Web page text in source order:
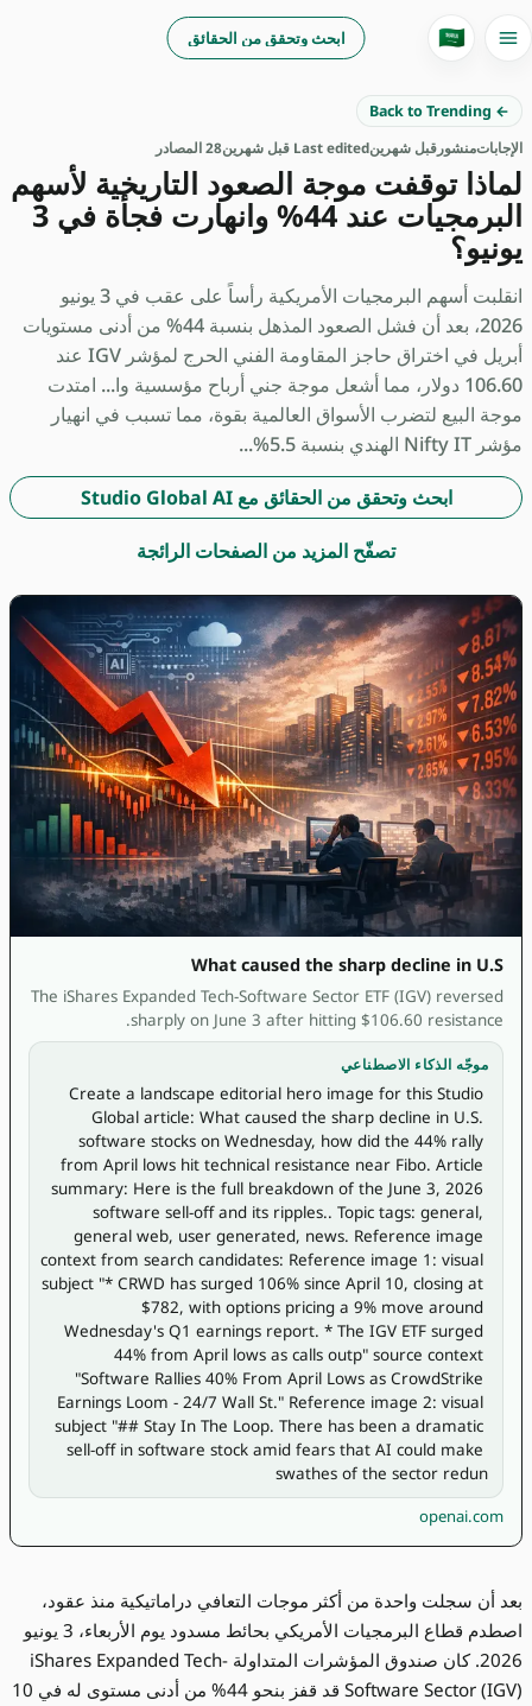
ابحث وتحقق من الحقائق 🇸🇦
← Back to Trending
الإجاباتمنشور قبل شهرينLast edited قبل شهرين 28 المصادر
لماذا توقفت موجة الصعود التاريخية لأسهم
البرمجيات عند 44% وانهارت فجأة في 3
يونيو؟
انقلبت أسهم البرمجيات الأمريكية رأساً على عقب في 3 يونيو
2026، بعد أن فشل الصعود المذهل بنسبة 44% من أدنى مستويات
أبريل في اختراق حاجز المقاومة الفني الحرج لمؤشر IGV عند
106.60 دولار، مما أشعل موجة جني أرباح مؤسسية وا... امتدت
موجة البيع لتضرب الأسواق العالمية بقوة، مما تسبب في انهيار
مؤشر Nifty IT الهندي بنسبة 5.5%...
ابحث وتحقق من الحقائق مع Studio Global AI
تصفّح المزيد من الصفحات الرائجة
What caused the sharp decline in U.S
The iShares Expanded Tech-Software Sector ETF (IGV) reversed
sharply on June 3 after hitting $106.60 resistance.
موجّه الذكاء الاصطناعي
Create a landscape editorial hero image for this Studio
Global article: What caused the sharp decline in U.S.
software stocks on Wednesday, how did the 44% rally
from April lows hit technical resistance near Fibo. Article
summary: Here is the full breakdown of the June 3, 2026
software sell-off and its ripples.. Topic tags: general,
general web, user generated, news. Reference image
context from search candidates: Reference image 1: visual
subject "* CRWD has surged 106% since April 10, closing at
$782, with options pricing a 9% move around
Wednesday's Q1 earnings report. * The IGV ETF surged
44% from April lows as calls outp" source context
"Software Rallies 40% From April Lows as CrowdStrike
Earnings Loom - 24/7 Wall St." Reference image 2: visual
subject "## Stay In The Loop. There has been a dramatic
sell-off in software stock amid fears that AI could make
swathes of the sector redun
openai.com
بعد أن سجلت واحدة من أكثر موجات التعافي دراماتيكية منذ عقود،
اصطدم قطاع البرمجيات الأمريكي بحائط مسدود يوم الأربعاء، 3 يونيو
2026. كان صندوق المؤشرات المتداولة iShares Expanded Tech-
Software Sector (IGV) قد قفز بنحو 44% من أدنى مستوى له في 10